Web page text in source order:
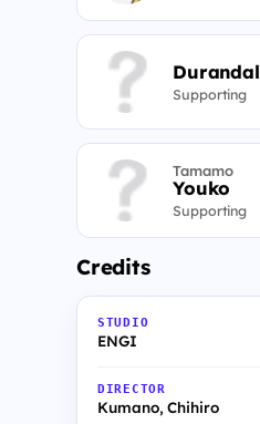
Durandal
Supporting
Tamamo
Youko
Supporting
Credits
STUDIO
ENGI
DIRECTOR
Kumano, Chihiro